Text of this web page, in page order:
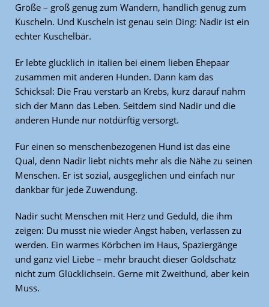
Größe – groß genug zum Wandern, handlich genug zum
Kuscheln. Und Kuscheln ist genau sein Ding: Nadir ist ein
echter Kuschelbär.
Er lebte glücklich in italien bei einem lieben Ehepaar
zusammen mit anderen Hunden. Dann kam das
Schicksal: Die Frau verstarb an Krebs, kurz darauf nahm
sich der Mann das Leben. Seitdem sind Nadir und die
anderen Hunde nur notdürftig versorgt.
Für einen so menschenbezogenen Hund ist das eine
Qual, denn Nadir liebt nichts mehr als die Nähe zu seinen
Menschen. Er ist sozial, ausgeglichen und einfach nur
dankbar für jede Zuwendung.
Nadir sucht Menschen mit Herz und Geduld, die ihm
zeigen: Du musst nie wieder Angst haben, verlassen zu
werden. Ein warmes Körbchen im Haus, Spaziergänge
und ganz viel Liebe – mehr braucht dieser Goldschatz
nicht zum Glücklichsein. Gerne mit Zweithund, aber kein
Muss.